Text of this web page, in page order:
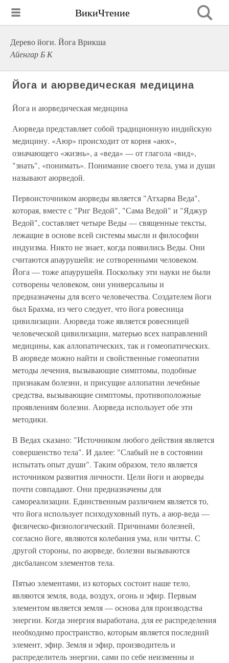
ВикиЧтение
Дерево йоги. Йога Врикша
Айенгар Б К
Йога и аюрведическая медицина
Йога и аюрведическая медицина
Аюрведа представляет собой традиционную индийскую
медицину. «Аюр» происходит от корня «аюх»,
означающего «жизнь», а «веда» — от глагола «вид»,
"знать", «понимать». Понимание своего тела, ума и души
называют аюрведой.
Первоисточником аюрведы является "Атхарва Веда",
которая, вместе с "Риг Ведой", "Сама Ведой" и "Яджур
Ведой", составляет четыре Веды — священные тексты,
лежащие в основе всей системы мысли и философии
индуизма. Никто не знает, когда появились Веды. Они
считаются апаурушейя: не сотворенными человеком.
Йога — тоже апаурушейя. Поскольку эти науки не были
сотворены человеком, они универсальны и
предназначены для всего человечества. Создателем йоги
был Брахма, из чего следует, что йога ровесница
цивилизации. Аюрведа тоже является ровесницей
человеческой цивилизации, матерью всех направлений
медицины, как аллопатических, так и гомеопатических.
В аюрведе можно найти и свойственные гомеопатии
методы лечения, вызывающие симптомы, подобные
признакам болезни, и присущие аллопатии лечебные
средства, вызывающие симптомы, противоположные
проявлениям болезни. Аюрведа использует обе эти
методики.
В Ведах сказано: "Источником любого действия является
совершенство тела". И далее: "Слабый не в состоянии
испытать опыт души". Таким образом, тело является
источником развития личности. Цели йоги и аюрведы
почти совпадают. Они предназначены для
самореализации. Единственным различием является то,
что йога использует психодуховный путь, а аюр-веда —
физическо-физиологический. Причинами болезней,
согласно йоге, являются колебания ума, или читты. С
другой стороны, по аюрведе, болезни вызываются
дисбалансом элементов тела.
Пятью элементами, из которых состоит наше тело,
являются земля, вода, воздух, огонь и эфир. Первым
элементом является земля — основа для производства
энергии. Когда энергия выработана, для ее распределения
необходимо пространство, которым является последний
элемент, эфир. Земля и эфир, производитель и
распределитель энергии, сами по себе неизменны и